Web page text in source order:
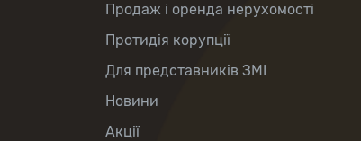
Продаж і оренда нерухомості
Протидія корупції
Для представників ЗМІ
Новини
Акції